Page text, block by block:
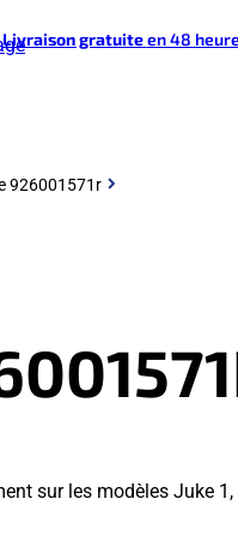
Livraison gratuiteen 48
926001571r
sur les modèles Juke